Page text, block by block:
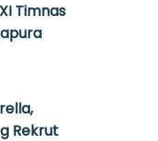
Timnas
Rekrut